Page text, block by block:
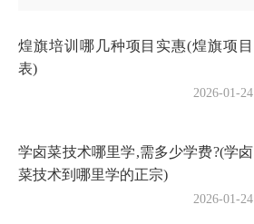
煌旗培训哪几种项目实惠(煌旗项目
表)
2026-01-24
学卤菜技术哪里学,需多少学费?(学卤
菜技术到哪里学的正宗)
2026-01-24